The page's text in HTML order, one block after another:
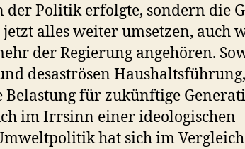
der Politik erfolgte, sondern die
alles weiter umsetzen, auch
der Regierung angehören.
desaströsen
Belastung für zukünftige
im Irrsinn einer ideologischen
hat sich im